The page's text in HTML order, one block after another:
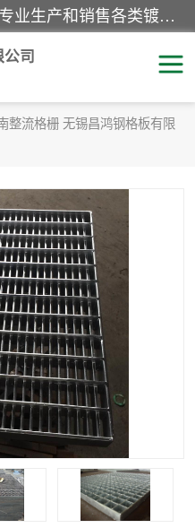
无锡昌鸿钢格板有限公司是专业生产和销售各类镀锌钢格板、镀锌钢格栅、不锈钢钢格及其相关产品的现代化企业。公司产品广泛运用于石油、化工、港口、电力、运输、造纸、医药、钢铁、食品、市政、房地产、制造业等各个领域。
司
整流格栅 无锡昌鸿钢格板有限
水沟盖板
钢格栅
钢格板
复合钢格板
插接钢格板